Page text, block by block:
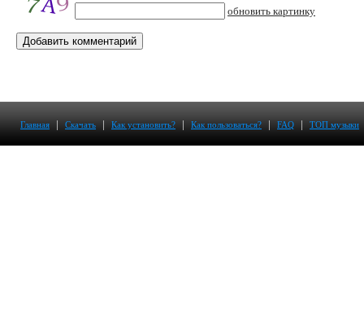
обновить картинку
Главная | Скачать | Как установить? | Как пользоваться? | FAQ | ТОП музыки